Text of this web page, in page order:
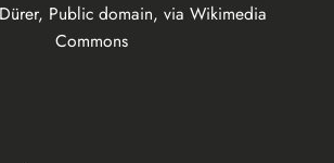
Public domain, via Wikimedia
Commons